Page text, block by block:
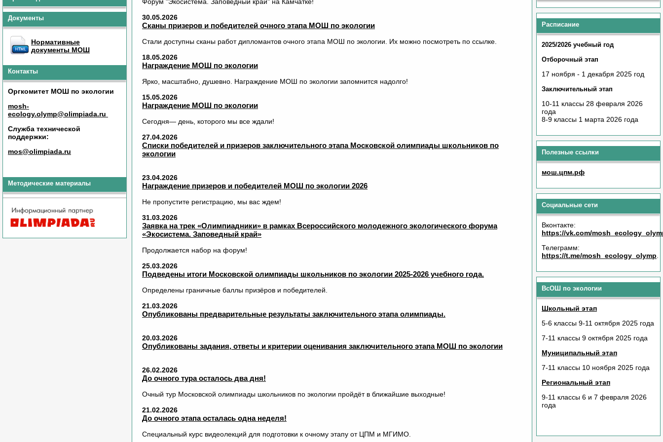
Документы
Нормативные
документы МОШ
Контакты
Оргкомитет МОШ по экологии
mosh-
ecology.olymp@olimpiada.ru
Служба технической
поддержки:
mos@olimpiada.ru
Методические материалы
30.05.2026
Сканы призеров и победителей очного этапа МОШ по экологии
Стали доступны сканы работ дипломантов очного этапа МОШ по экологии. Их можно посмотреть по ссылке.
18.05.2026
Награждение МОШ по экологии
Ярко, масштабно, душевно. Награждение МОШ по экологии запомнится надолго!
15.05.2026
Награждение МОШ по экологии
Сегодня— день, которого мы все ждали!
27.04.2026
Списки победителей и призеров заключительного этапа Московской олимпиады школьников по
экологии
23.04.2026
Награждение призеров и победителей МОШ по экологии 2026
Не пропустите регистрацию, мы вас ждем!
31.03.2026
Заявка на трек «Олимпиадники» в рамках Всероссийского молодежного экологического форума
«Экосистема. Заповедный край»
Продолжается набор на форум!
25.03.2026
Подведены итоги Московской олимпиады школьников по экологии 2025-2026 учебного года.
Определены граничные баллы призёров и победителей.
21.03.2026
Опубликованы предварительные результаты заключительного этапа олимпиады.
20.03.2026
Опубликованы задания, ответы и критерии оценивания заключительного этапа МОШ по экологии
26.02.2026
До очного тура осталось два дня!
Очный тур Московской олимпиады школьников по экологии пройдёт в ближайшие выходные!
21.02.2026
До очного этапа осталась одна неделя!
Специальный курс видеолекций для подготовки к очному этапу от ЦПМ и МГИМО.
Расписание
2025/2026 учебный год
Отборочный этап
17 ноября - 1 декабря 2025 год
Заключительный этап
10-11 классы 28 февраля 2026
года
8-9 классы 1 марта 2026 года
Полезные ссылки
мош.цпм.рф
Социальные сети
Вконтакте:
https://vk.com/
Телеграмм:
https://t.me/mosh_ecology_olymp
ВсОШ по экологии
Школьный этап
5-6 классы 9-11 октября 2025 года
7-11 классы 9 октября 2025 года
Муниципальный этап
7-11 классы 10 ноября 2025 года
Региональный этап
9-11 классы 6 и 7 февраля 2026
года